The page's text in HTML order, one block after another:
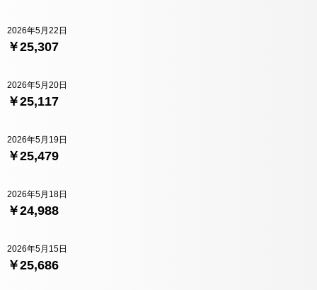
￥25,307
2026年5月22日
￥25,117
2026年5月20日
￥25,479
2026年5月19日
￥24,988
2026年5月18日
￥25,686
2026年5月15日